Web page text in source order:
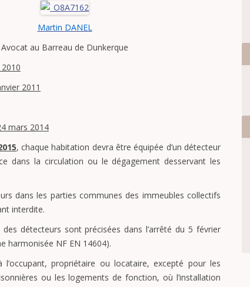
Martin DANEL
Avocat au Barreau de Dunkerque
2011
mars 2014
, chaque habitation devra être équipée d’un détecteur
dans la circulation ou le dégagement desservant les
dans les parties communes des immeubles collectifs
interdite.
détecteurs sont précisées dans l’arrêté du 5 février
harmonisée NF EN 14604).
l’occupant, propriétaire ou locataire, excepté pour les
ou les logements de fonction, où l’installation